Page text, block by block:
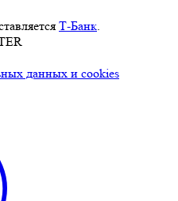
Т-Банк.
данных и cookies